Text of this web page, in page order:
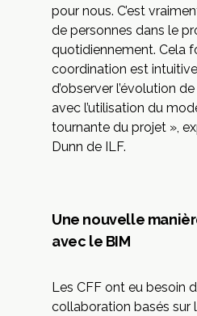
pour nous. C’est
de personnes dans le
quotidiennement. Cela
coordination est
d’observer l’évolution
avec l’utilisation du
tournante du projet »,
Dunn de ILF.
Une nouvelle
avec le BIM
Les CFF ont eu besoin
collaboration basés sur